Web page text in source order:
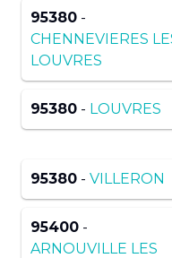
95380 -
CHENNEVIERES
LOUVRES
95380 - LOUVRES
95380 - VILLERON
95400 -
ARNOUVILLE LES